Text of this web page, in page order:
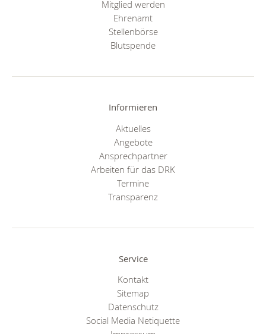
Mitglied werden
Ehrenamt
Stellenbörse
Blutspende
Informieren
Aktuelles
Angebote
Ansprechpartner
Arbeiten für das DRK
Termine
Transparenz
Service
Kontakt
Sitemap
Datenschutz
Social Media Netiquette